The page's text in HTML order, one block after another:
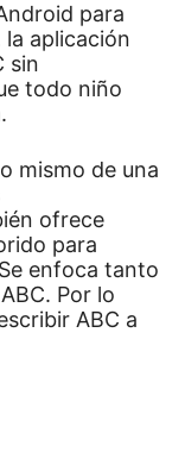
para
la aplicación
sin
todo niño
mismo de una
ofrece
para
Se enfoca tanto
Por lo
ABC a